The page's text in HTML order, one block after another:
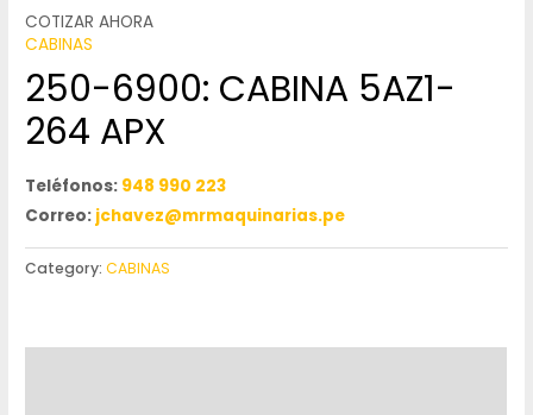
COTIZAR AHORA
CABINAS
250-6900: CABINA 5AZ1-
264 APX
Teléfonos: 948 990 223
Correo: jchavez@mrmaquinarias.pe
Category:CABINAS